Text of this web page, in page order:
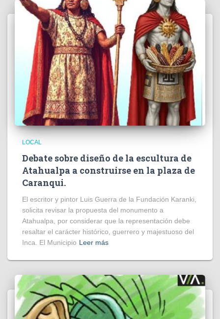
LOCAL
Debate sobre diseño de la escultura de
Atahualpa a construirse en la plaza de
Caranqui.
El escritor y pintor Luis Guerra de la Fundación Karanki,
solicita revisar la propuesta del monumento a
Atahualpa, por considerar que la representación debe
resaltar el carácter histórico, guerrero y majestuoso del
Inca. El Municipio Leer más